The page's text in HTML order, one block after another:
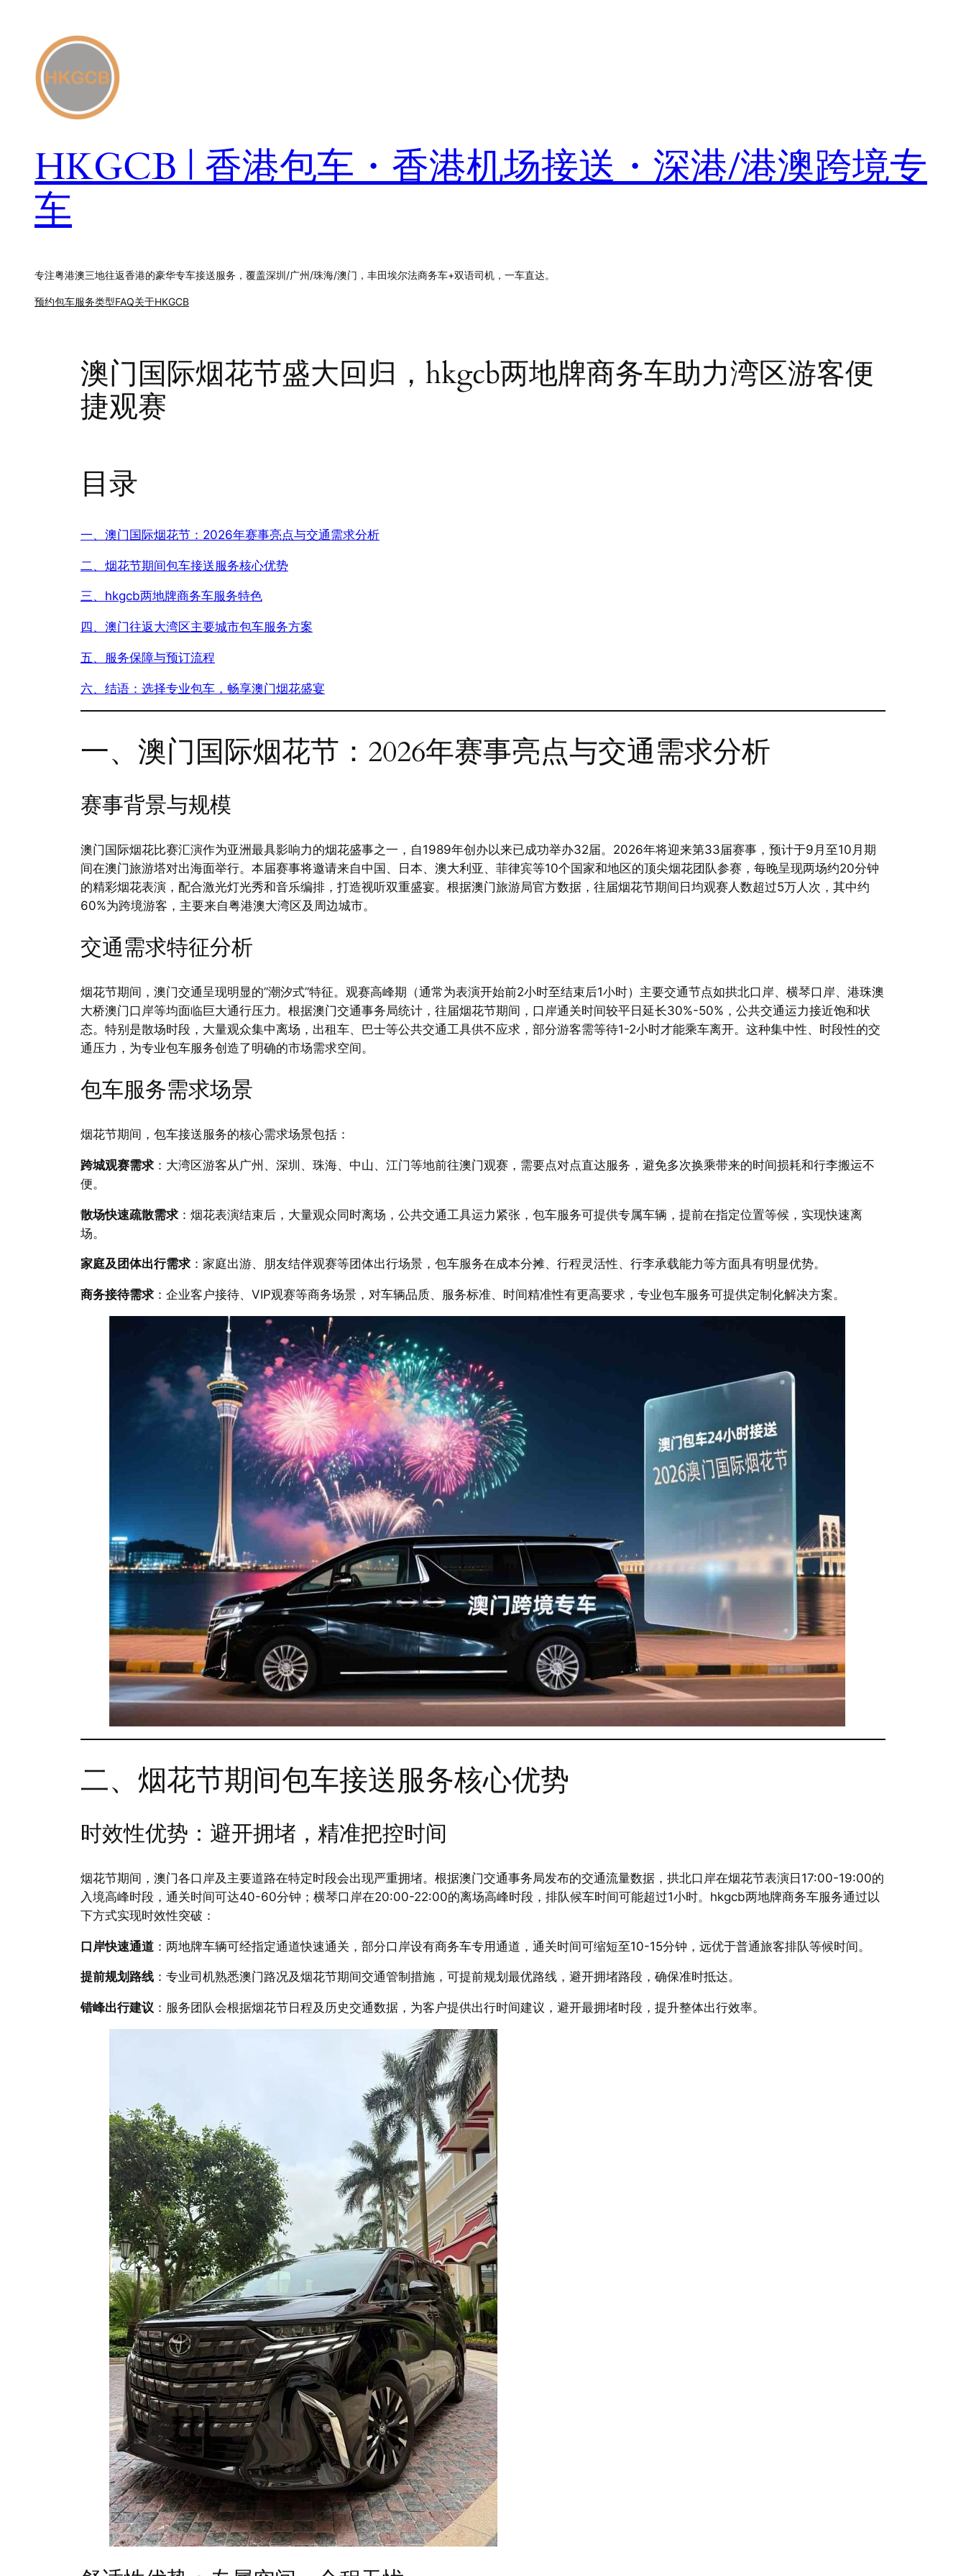
HKGCB | 香港包车・香港机场接送・深港/港澳跨境专
车
专注粤港澳三地往返香港的豪华专车接送服务，覆盖深圳/广州/珠海/澳门，丰田埃尔法商务车+双语司机，一车直达。
预约包车服务类型FAQ关于HKGCB
澳门国际烟花节盛大回归，hkgcb两地牌商务车助力湾区游客便
捷观赛
目录
一、澳门国际烟花节：2026年赛事亮点与交通需求分析
二、烟花节期间包车接送服务核心优势
三、hkgcb两地牌商务车服务特色
四、澳门往返大湾区主要城市包车服务方案
五、服务保障与预订流程
六、结语：选择专业包车，畅享澳门烟花盛宴
一、澳门国际烟花节：2026年赛事亮点与交通需求分析
赛事背景与规模
澳门国际烟花比赛汇演作为亚洲最具影响力的烟花盛事之一，自1989年创办以来已成功举办32届。2026年将迎来第33届赛事，预计于9月至10月期
间在澳门旅游塔对出海面举行。本届赛事将邀请来自中国、日本、澳大利亚、菲律宾等10个国家和地区的顶尖烟花团队参赛，每晚呈现两场约20分钟
的精彩烟花表演，配合激光灯光秀和音乐编排，打造视听双重盛宴。根据澳门旅游局官方数据，往届烟花节期间日均观赛人数超过5万人次，其中约
60%为跨境游客，主要来自粤港澳大湾区及周边城市。
交通需求特征分析
烟花节期间，澳门交通呈现明显的”潮汐式”特征。观赛高峰期（通常为表演开始前2小时至结束后1小时）主要交通节点如拱北口岸、横琴口岸、港珠澳
大桥澳门口岸等均面临巨大通行压力。根据澳门交通事务局统计，往届烟花节期间，口岸通关时间较平日延长30%-50%，公共交通运力接近饱和状
态。特别是散场时段，大量观众集中离场，出租车、巴士等公共交通工具供不应求，部分游客需等待1-2小时才能乘车离开。这种集中性、时段性的交
通压力，为专业包车服务创造了明确的市场需求空间。
包车服务需求场景
烟花节期间，包车接送服务的核心需求场景包括：
跨城观赛需求 ：大湾区游客从广州、深圳、珠海、中山、江门等地前往澳门观赛，需要点对点直达服务，避免多次换乘带来的时间损耗和行李搬运不
便。
散场快速疏散需求 ：烟花表演结束后，大量观众同时离场，公共交通工具运力紧张，包车服务可提供专属车辆，提前在指定位置等候，实现快速离
场。
家庭及团体出行需求：家庭出游、朋友结伴观赛等团体出行场景，包车服务在成本分摊、行程灵活性、行李承载能力等方面具有明显优势。
商务接待需求：企业客户接待、VIP观赛等商务场景，对车辆品质、服务标准、时间精准性有更高要求，专业包车服务可提供定制化解决方案。
二、烟花节期间包车接送服务核心优势
时效性优势：避开拥堵，精准把控时间
烟花节期间，澳门各口岸及主要道路在特定时段会出现严重拥堵。根据澳门交通事务局发布的交通流量数据，拱北口岸在烟花节表演日17:00-19:00的
入境高峰时段，通关时间可达40-60分钟；横琴口岸在20:00-22:00的离场高峰时段，排队候车时间可能超过1小时。hkgcb两地牌商务车服务通过以
下方式实现时效性突破：
口岸快速通道 ：两地牌车辆可经指定通道快速通关，部分口岸设有商务车专用通道，通关时间可缩短至10-15分钟，远优于普通旅客排队等候时间。
提前规划路线 ：专业司机熟悉澳门路况及烟花节期间交通管制措施，可提前规划最优路线，避开拥堵路段，确保准时抵达。
错峰出行建议 ：服务团队会根据烟花节日程及历史交通数据，为客户提供出行时间建议，避开最拥堵时段，提升整体出行效率。